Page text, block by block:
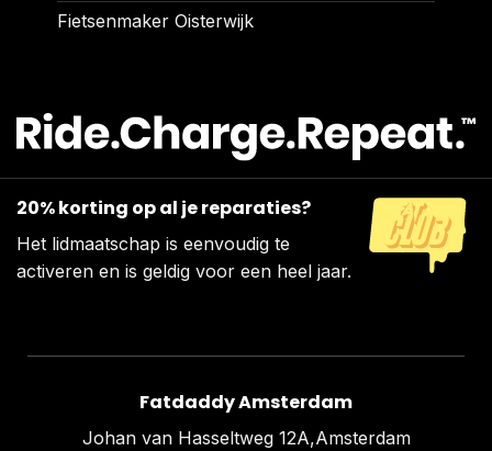
Fietsenmaker Oisterwijk
20% korting op al je reparaties?
Het lidmaatschap is eenvoudig te
activeren en is geldig voor een heel jaar.
Fatdaddy Amsterdam
Johan van Hasseltweg 12A,Amsterdam